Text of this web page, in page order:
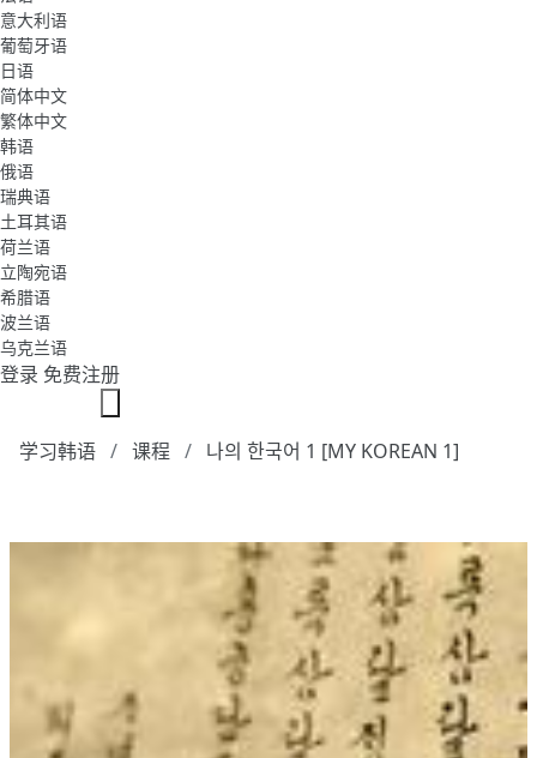
意大利语
葡萄牙语
日语
简体中文
繁体中文
韩语
俄语
瑞典语
土耳其语
荷兰语
立陶宛语
希腊语
波兰语
乌克兰语
登录 免费注册
学习韩语 课程 나의 한국어 1 [MY KOREAN 1]